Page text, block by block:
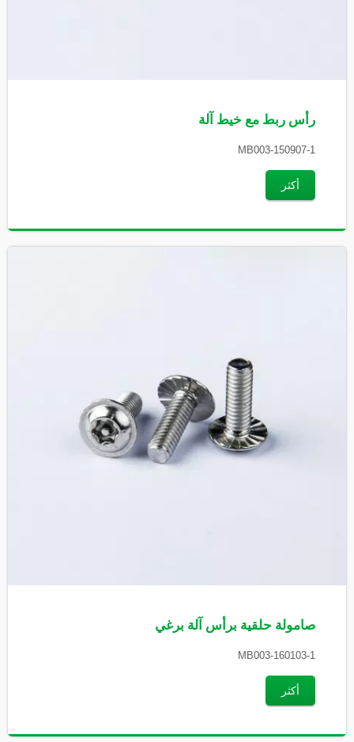
رأس ربط مع خيط آلة
MB003-150907-1
أكثر
صامولة حلقية برأس آلة برغي
MB003-160103-1
أكثر